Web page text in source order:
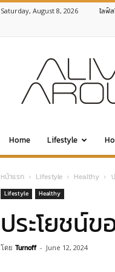
Saturday, August 8, 2026 ไลฟ์
www.alivearound.com
Home Lifestyle
หน้าแรก Lifestyle Healthy
Lifestyle Healthy
ประโยชน์
โดย Turnoff - June 12, 2024